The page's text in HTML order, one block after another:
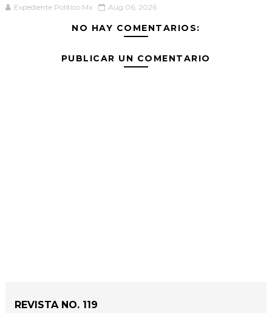
Expediente Político.Mx Aug 06, 2026
NO HAY COMENTARIOS:
PUBLICAR UN COMENTARIO
REVISTA NO. 119